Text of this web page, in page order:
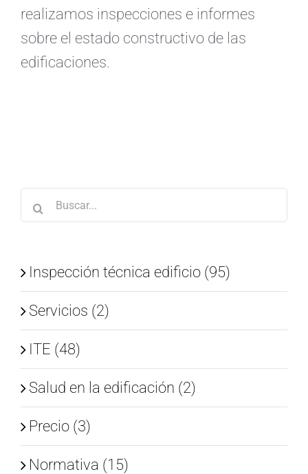
realizamos inspecciones e informes
sobre el estado constructivo de las
edificaciones.
Buscar:
Inspección técnica edificio (95)
Servicios (2)
ITE (48)
Salud en la edificación (2)
Precio (3)
Normativa (15)